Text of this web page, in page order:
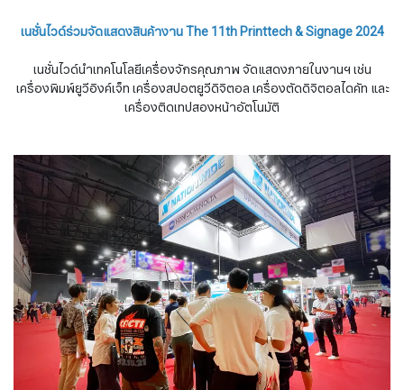
เนชั่นไวด์ร่วมจัดแสดงสินค้างาน The 11th Printtech & Signage 2024
เนชั่นไวด์นำเทคโนโลยีเครื่องจักรคุณภาพ จัดแสดงภายในงานฯ เช่น
เครื่องพิมพ์ยูวีอิงค์เจ็ท เครื่องสปอตยูวีดิจิตอล เครื่องตัดดิจิตอลไดคัท และ
เครื่องติดเทปสองหน้าอัตโนมัติ